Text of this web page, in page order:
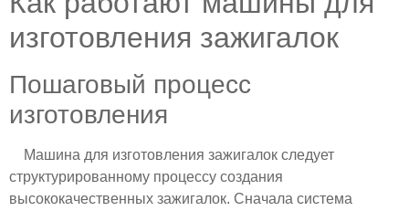
изготовления зажигалок
Пошаговый процесс
изготовления
Машина для изготовления зажигалок следует
структурированному процессу создания
высококачественных зажигалок. Сначала система